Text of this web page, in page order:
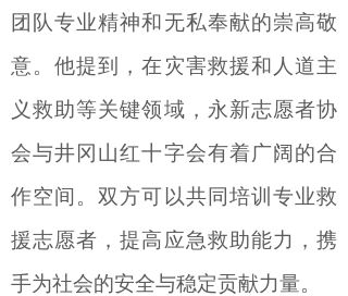
团队专业精神和无私奉献的崇高敬
意。他提到，在灾害救援和人道主
义救助等关键领域，永新志愿者协
会与井冈山红十字会有着广阔的合
作空间。双方可以共同培训专业救
援志愿者，提高应急救助能力，携
手为社会的安全与稳定贡献力量。